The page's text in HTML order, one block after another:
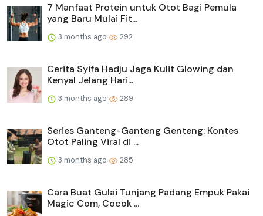
7 Manfaat Protein untuk Otot Bagi Pemula
yang Baru Mulai Fit...
3 months ago 292
Cerita Syifa Hadju Jaga Kulit Glowing dan
Kenyal Jelang Hari...
3 months ago 289
Series Ganteng-Ganteng Genteng: Kontes
Otot Paling Viral di ...
3 months ago 285
Cara Buat Gulai Tunjang Padang Empuk Pakai
Magic Com, Cocok ...